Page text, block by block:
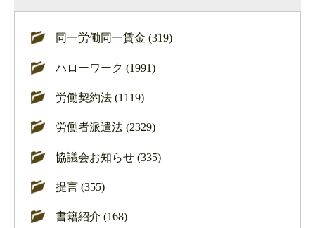
同一労働同一賃金 (319)
ハローワーク (1991)
労働契約法 (1119)
労働者派遣法 (2329)
協議会お知らせ (335)
提言 (355)
書籍紹介 (168)